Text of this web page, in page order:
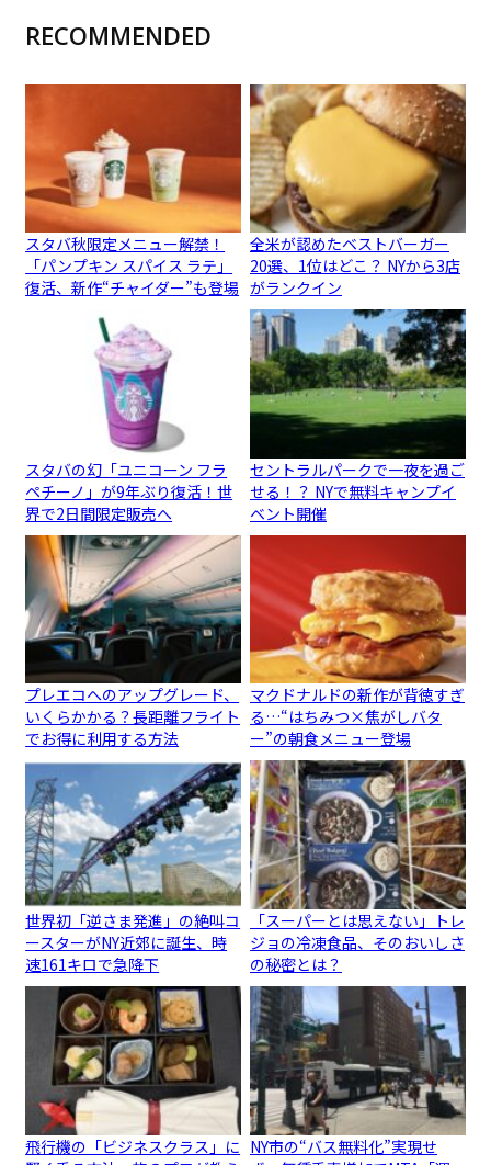
RECOMMENDED
スタバ秋限定メニュー解禁！
「パンプキン スパイス ラテ」
復活、新作“チャイダー”も登場
全米が認めたベストバーガー
20選、1位はどこ？ NYから3店
がランクイン
スタバの幻「ユニコーン フラ
ペチーノ」が9年ぶり復活！世
界で2日間限定販売へ
セントラルパークで一夜を過ご
せる！？ NYで無料キャンプイ
ベント開催
プレエコへのアップグレード、
いくらかかる？長距離フライト
でお得に利用する方法
マクドナルドの新作が背徳すぎ
る…“はちみつ×焦がしバタ
ー”の朝食メニュー登場
世界初「逆さま発進」の絶叫コ
ースターがNY近郊に誕生、時
速161キロで急降下
「スーパーとは思えない」トレ
ジョの冷凍食品、そのおいしさ
の秘密とは？
飛行機の「ビジネスクラス」に NY市の“バス無料化”実現せ